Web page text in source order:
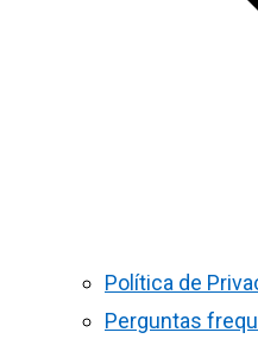
Política de
Perguntas